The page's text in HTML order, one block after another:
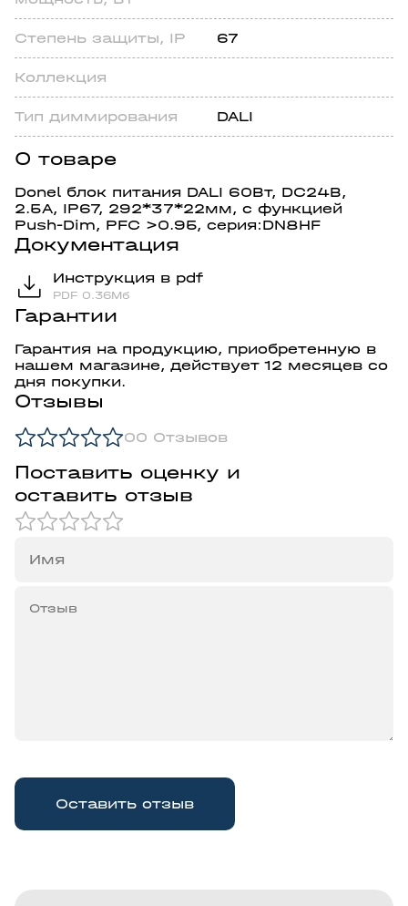
Степень зaщиты, IP 67
Коллекция
Тип диммирования DALI
О товаре
Donel блок питания DALI 60Вт, DC24В,
2.5А, IP67, 292*37*22мм, с функцией
Push-Dim, PFC >0.95, серия:DN8HF
Документация
Инструкция в pdf
PDF 0.36Мб
Гарантии
Гарантия на продукцию, приобретенную в
нашем магазине, действует 12 месяцев со
дня покупки.
Отзывы
00 Отзывов
Поставить оценку и
оставить отзыв
Оставить отзыв